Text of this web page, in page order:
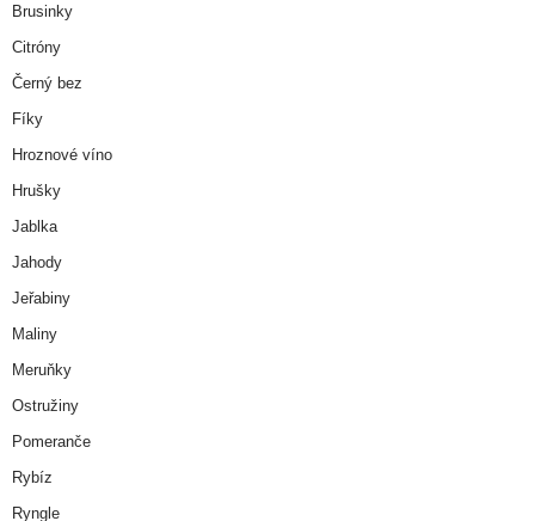
Brusinky
Citróny
Černý bez
Fíky
Hroznové víno
Hrušky
Jablka
Jahody
Jeřabiny
Maliny
Meruňky
Ostružiny
Pomeranče
Rybíz
Ryngle